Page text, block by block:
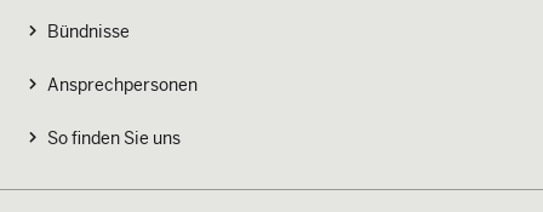
Bündnisse
Ansprechpersonen
So finden Sie uns